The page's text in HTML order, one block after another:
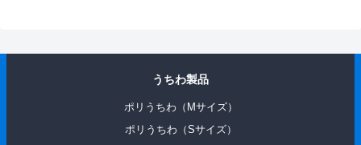
うちわ製品
ポリうちわ（Mサイズ）
ポリうちわ（Sサイズ）